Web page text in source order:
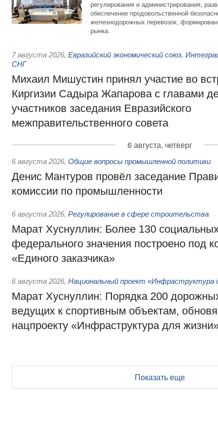
регулирования и администрирования,
обеспечение продовольственной
железнодорожных перевозок,
рынка.
7 августа 2026, Евразийский экономический союз.
СНГ
Михаил Мишустин принял участие во
Киргизии Садыра Жапарова с главами
участников заседания Евразийского
межправительственного совета
6 августа, четверг
6 августа 2026, Общие вопросы промышленной политики
Денис Мантуров провёл заседание
комиссии по промышленности
6 августа 2026, Регулирование в сфере строительства
Марат Хуснуллин: Более 130
федерального значения построено под
«Единого заказчика»
6 августа 2026, Национальный проект «Инфраструктура
Марат Хуснуллин: Порядка 200
ведущих к спортивным объектам,
нацпроекту «Инфраструктура для
Показать еще